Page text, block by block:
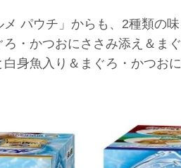
パウチ」からも、2種類の
・かつおにささみ添え＆ま
白身魚入り＆まぐろ・かつお